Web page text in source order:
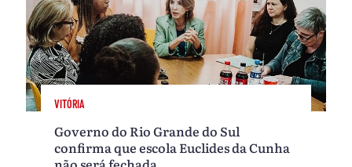
VITÓRIA
Governo do Rio Grande do Sul
confirma que escola Euclides da Cunha